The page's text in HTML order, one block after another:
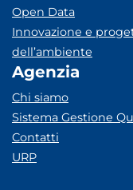
Open Data
Innovazione e
dell’ambiente
Agenzia
Chi siamo
Sistema Gestione
Contatti
URP